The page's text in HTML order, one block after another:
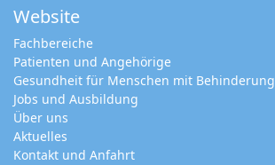
Website
Fachbereiche
Patienten und Angehörige
Gesundheit für Menschen mit Behinderung
Jobs und Ausbildung
Über uns
Aktuelles
Kontakt und Anfahrt